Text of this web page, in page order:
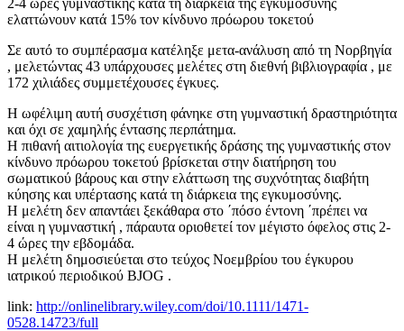
ελαττώνουν κατά 15% τον κίνδυνο πρόωρου τοκετού
Σε αυτό το συμπέρασμα κατέληξε μετα-ανάλυση από τη Νορβηγία
, μελετώντας 43 υπάρχουσες μελέτες στη διεθνή βιβλιογραφία , με
172 χιλιάδες συμμετέχουσες έγκυες.
Η ωφέλιμη αυτή συσχέτιση φάνηκε στη γυμναστική δραστηριότητα
και όχι σε χαμηλής έντασης περπάτημα.
Η πιθανή αιτιολογία της ευεργετικής δράσης της γυμναστικής στον
κίνδυνο πρόωρου τοκετού βρίσκεται στην διατήρηση του
σωματικού βάρους και στην ελάττωση της συχνότητας διαβήτη
κύησης και υπέρτασης κατά τη διάρκεια της εγκυμοσύνης.
Η μελέτη δεν απαντάει ξεκάθαρα στο ΄πόσο έντονη ΄πρέπει να
είναι η γυμναστική , πάραυτα οριοθετεί τον μέγιστο όφελος στις 2-
4 ώρες την εβδομάδα.
Η μελέτη δημοσιεύεται στο τεύχος Νοεμβρίου του έγκυρου
ιατρικού περιοδικού BJOG .
link: http://onlinelibrary.wiley.com/doi/10.1111/1471-
0528.14723/full